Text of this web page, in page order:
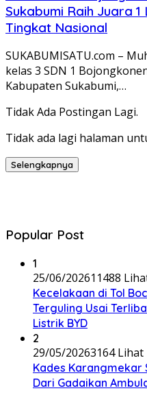
Sukabumi Raih Juara
Tingkat Nasional
SUKABUMISATU.com –
kelas 3 SDN 1
Kabupaten Sukabumi,…
Tidak Ada Postingan Lagi.
Tidak ada lagi halaman
Selengkapnya
Popular Post
1
25/06/202611488
Kecelakaan di Tol
Terguling Usai
Listrik BYD
2
29/05/20263164 Lihat
Kades Karangmekar
Dari Gadaikan